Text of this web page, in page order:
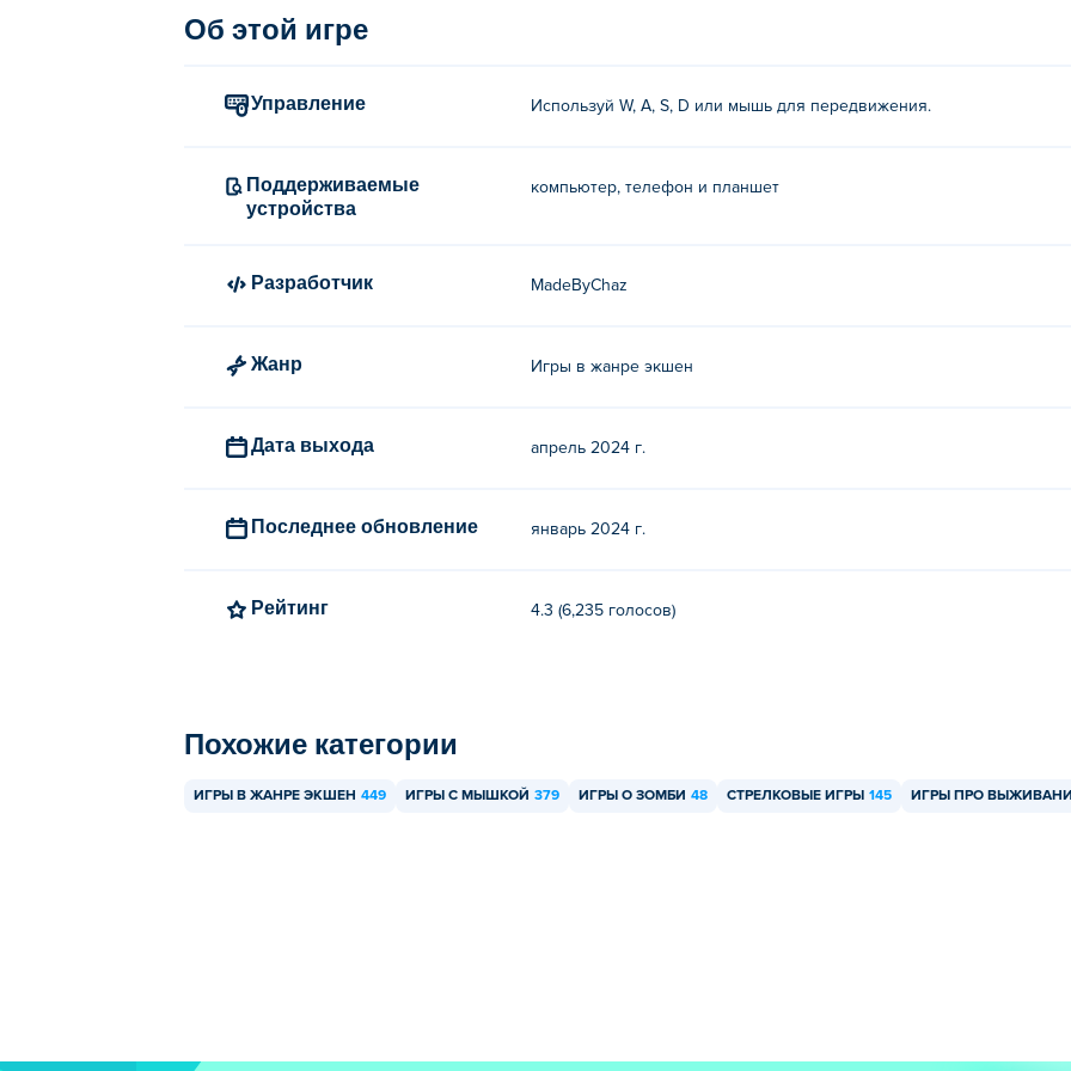
выживший, получив все награды! Это испытания, которые действительно станут для вас
Как играть в Survivor Z?
Кто создал Survivor Z?
Survivor Z был создан MadeByChaz. Это их первая игра на Poki (Поки)!
Вы можете играть в Survivor Z бесплатно на Poki.
Об этой игре
Управление Используй W, A, S, D или мышь для передвижения.
Поддерживаемые
устройства
компьютер, телефон и планшет
Разработчик MadeByChaz
Жанр Игры в жанре экшен
Дата выхода апрель 2024 г.
Последнее обновление январь 2024 г.
Рейтинг 4.3 (6,235 голосов)
Похожие категории
ИГРЫ В ЖАНРЕ ЭКШЕН 449 ИГРЫ С МЫШКОЙ 379 ИГРЫ О ЗОМБИ 48 СТРЕЛКОВЫЕ ИГРЫ 145 ИГРЫ ПРО